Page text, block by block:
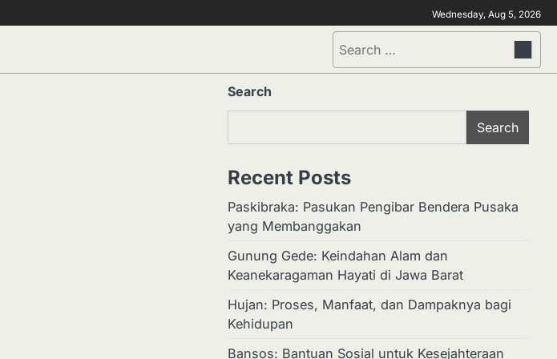
Wednesday, Aug 5, 2026
Search
for:
Search
Search
Recent Posts
Paskibraka: Pasukan Pengibar Bendera Pusaka
yang Membanggakan
Gunung Gede: Keindahan Alam dan
Keanekaragaman Hayati di Jawa Barat
Hujan: Proses, Manfaat, dan Dampaknya bagi
Kehidupan
Bansos: Bantuan Sosial untuk Kesejahteraan